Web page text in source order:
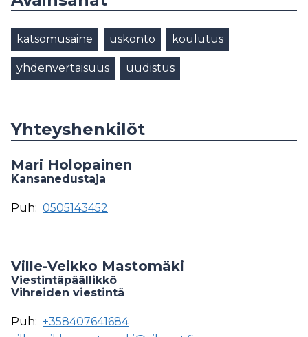
katsomusaine uskonto koulutus
yhdenvertaisuus uudistus
Yhteyshenkilöt
Mari Holopainen
Kansanedustaja
Puh: 0505143452
Ville-Veikko Mastomäki
Viestintäpäällikkö
Vihreiden viestintä
Puh: +358407641684